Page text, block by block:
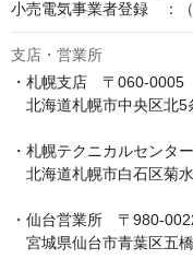
小売電気事業者登録　：（
支店・営業所
・札幌支店　〒060-0005
北海道札幌市中央区北5
・札幌テクニカルセンタ
北海道札幌市白石区菊
・仙台営業所　〒980-
宮城県仙台市青葉区五